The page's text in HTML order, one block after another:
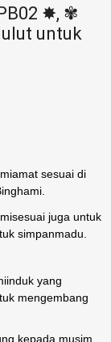
✸, ✾
untuk
sesuai di
juga untuk
simpanmadu.
yang
mengembang
kepada musim